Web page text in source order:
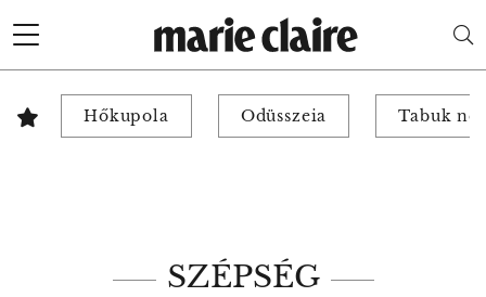
Hőkupola Odüsszeia Tabuk
SZÉPSÉG